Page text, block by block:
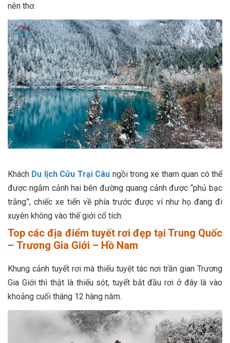
nên thơ.
Khách Du lịch Cửu Trại Câu ngồi trong xe tham quan có thể
được ngắm cảnh hai bên đường quang cảnh được “phủ bạc
trắng”, chiếc xe tiến về phía trước được ví như họ đang đi
xuyên không vào thế giới cổ tích.
Top các địa điểm tuyết rơi đẹp tại Trung Quốc
– Trương Gia Giới – Hồ Nam
Khung cảnh tuyết rơi mà thiếu tuyệt tác nơi trần gian Trương
Gia Giới thì thật là thiếu sót, tuyết bắt đầu rơi ở đây là vào
khoảng cuối tháng 12 hàng năm.